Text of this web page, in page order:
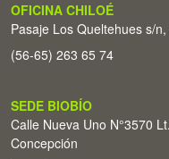
OFICINA CHILOÉ
Pasaje Los Queltehues s/
(56-65) 263 65 74
SEDE BIOBÍO
Calle Nueva Uno N°3570
Concepción